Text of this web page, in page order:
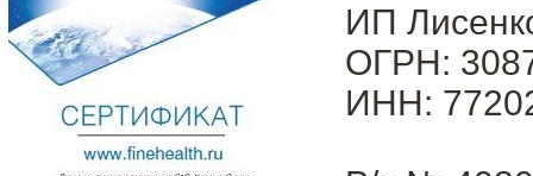
ИП
ОГРН:
ИНН: